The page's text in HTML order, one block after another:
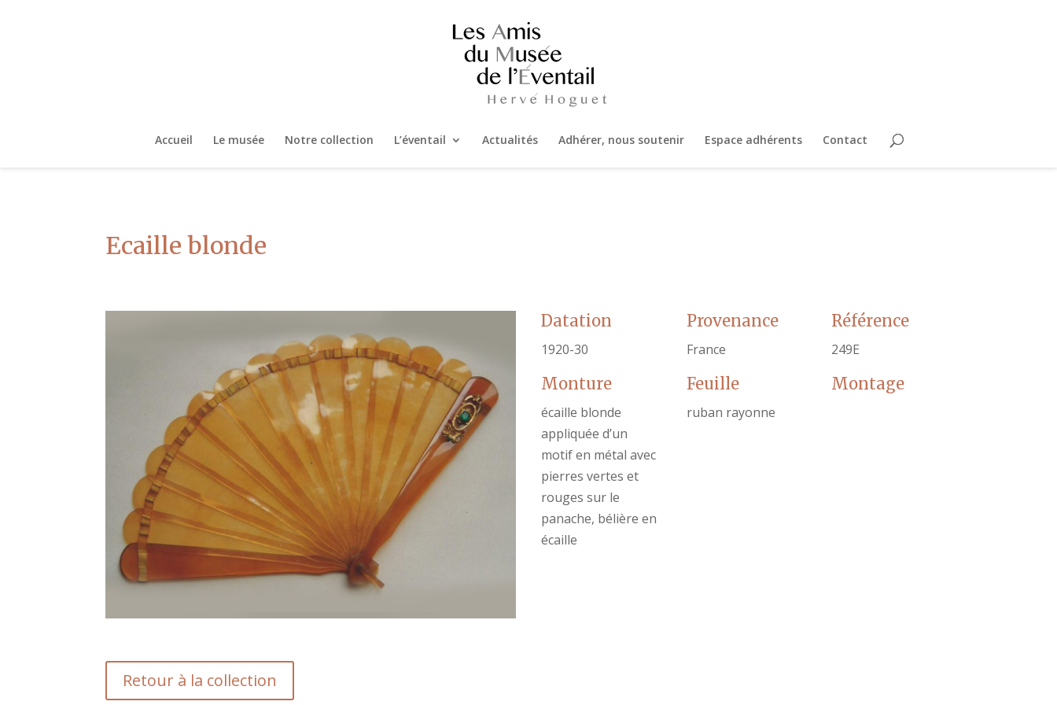
Accueil Le musée Notre collection L’éventail Actualités Adhérer, nous soutenir Espace adhérents Contact
Ecaille blonde
Datation
1920-30
Monture
écaille blonde
appliquée d’un
motif en métal avec
pierres vertes et
rouges sur le
panache, bélière en
écaille
Provenance
France
Feuille
ruban rayonne
Référence
249E
Montage
Retour à la collection